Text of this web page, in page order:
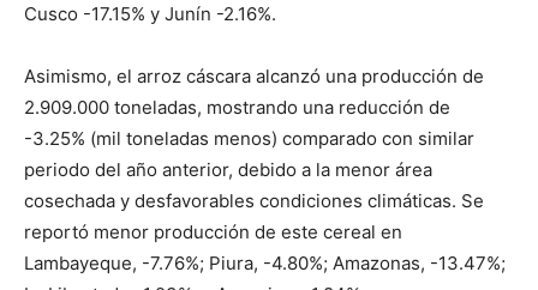
Cusco -17.15% y Junín -2.16%.
Asimismo, el arroz cáscara alcanzó una producción de
2.909.000 toneladas, mostrando una reducción de
-3.25% (mil toneladas menos) comparado con similar
periodo del año anterior, debido a la menor área
cosechada y desfavorables condiciones climáticas. Se
reportó menor producción de este cereal en
Lambayeque, -7.76%; Piura, -4.80%; Amazonas, -13.47%;